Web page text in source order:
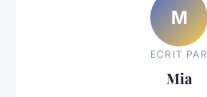
M
ECRIT PAR
Mia